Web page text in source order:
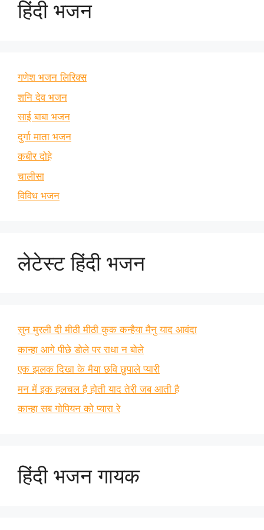
हिंदी भजन
गणेश भजन लिरिक्स
शनि देव भजन
साई बाबा भजन
दुर्गा माता भजन
कबीर दोहे
चालीसा
विविध भजन
लेटेस्ट हिंदी भजन
सुन मुरली दी मीठी मीठी कुक कन्हैया मैनु याद आवंदा
कान्हा आगे पीछे डोले पर राधा न बोले
एक झलक दिखा के मैया छवि छुपाले प्यारी
मन में इक हलचल है होती याद तेरी जब आती है
कान्हा सब गोपियन को प्यारा रे
हिंदी भजन गायक